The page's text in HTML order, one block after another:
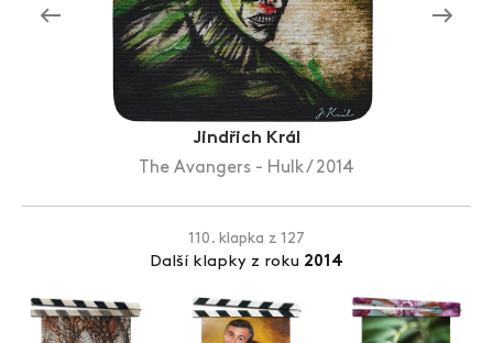
Aukce filmových klapek
Zlín Film Festival
Jindřich Král
The Avangers - Hulk / 2014
110. klapka z 127
Další klapky z roku 2014